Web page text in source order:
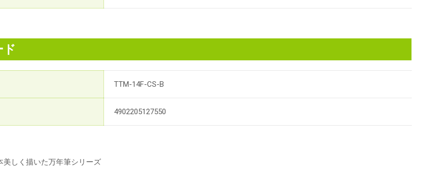
TTM-14F-CS-B
4902205127550
美しく描いた万年筆シリーズ